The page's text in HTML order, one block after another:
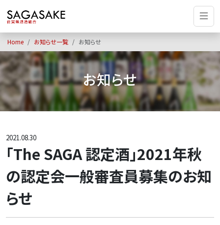
Home お知らせ一覧 お知らせ
お知らせ
2021.08.30
「The SAGA 認定酒」2021年秋
の認定会一般審査員募集のお知
らせ